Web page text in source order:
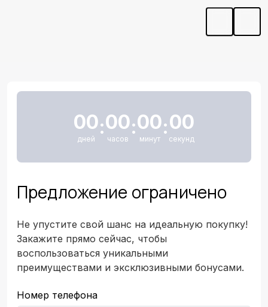
Предложение ограничено
Не упустите свой шанс на идеальную покупку!
Закажите прямо сейчас, чтобы
воспользоваться уникальными
преимуществами и эксклюзивными бонусами.
Номер телефона
00
дней
:00
часов
:00
минут
:00
секунд